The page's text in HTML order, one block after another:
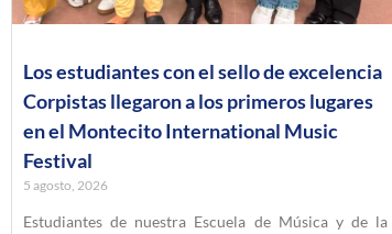
Los estudiantes con el sello de excelencia
Corpistas llegaron a los primeros lugares
en el Montecito International Music
Festival
5 agosto, 2026
Estudiantes de nuestra Escuela de Música y de la